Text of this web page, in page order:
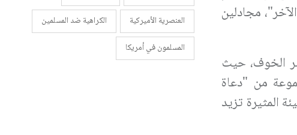
مجادلين
الخوف، حيث
من "دعاة
المثيرة تزيد
العنصرية الأميركية
الكراهية ضد المسلمين
المسلمون في أمريكا